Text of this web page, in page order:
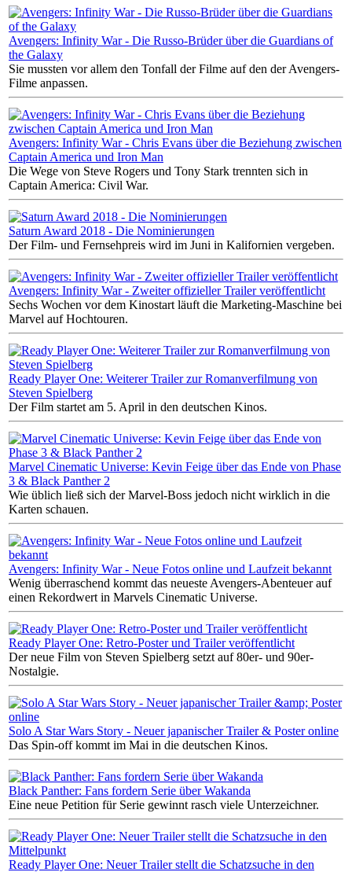
Avengers: Infinity War - Die Russo-Brüder über die Guardians of
the Galaxy
Sie mussten vor allem den Tonfall der Filme auf den der Avengers-
Filme anpassen.
Avengers: Infinity War - Chris Evans über die Beziehung zwischen
Captain America und Iron Man
Die Wege von Steve Rogers und Tony Stark trennten sich in
Captain America: Civil War.
Saturn Award 2018 - Die Nominierungen
Der Film- und Fernsehpreis wird im Juni in Kalifornien vergeben.
Avengers: Infinity War - Zweiter offizieller Trailer veröffentlicht
Sechs Wochen vor dem Kinostart läuft die Marketing-Maschine bei
Marvel auf Hochtouren.
Ready Player One: Weiterer Trailer zur Romanverfilmung von
Steven Spielberg
Der Film startet am 5. April in den deutschen Kinos.
Marvel Cinematic Universe: Kevin Feige über das Ende von Phase
3 & Black Panther 2
Wie üblich ließ sich der Marvel-Boss jedoch nicht wirklich in die
Karten schauen.
Avengers: Infinity War - Neue Fotos online und Laufzeit bekannt
Wenig überraschend kommt das neueste Avengers-Abenteuer auf
einen Rekordwert in Marvels Cinematic Universe.
Ready Player One: Retro-Poster und Trailer veröffentlicht
Der neue Film von Steven Spielberg setzt auf 80er- und 90er-
Nostalgie.
Solo A Star Wars Story - Neuer japanischer Trailer & Poster online
Das Spin-off kommt im Mai in die deutschen Kinos.
Black Panther: Fans fordern Serie über Wakanda
Eine neue Petition für Serie gewinnt rasch viele Unterzeichner.
Ready Player One: Neuer Trailer stellt die Schatzsuche in den